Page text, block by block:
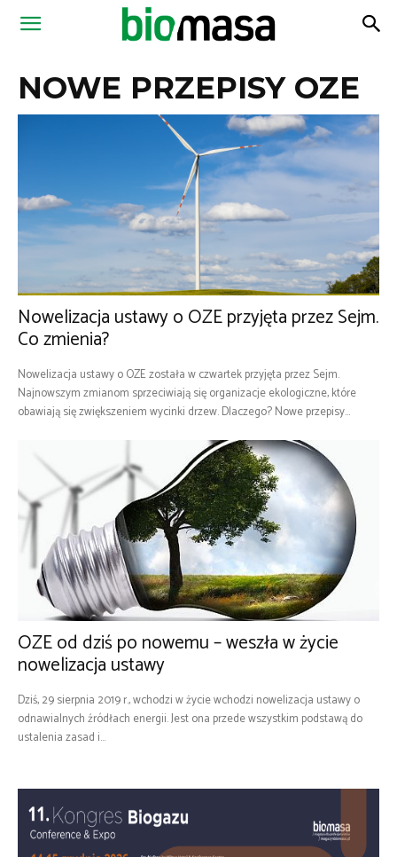
Magazyn
NOWE PRZEPISY OZE
Nowelizacja ustawy o OZE przyjęta przez Sejm.
Co zmienia?
Nowelizacja ustawy o OZE została w czwartek przyjęta przez Sejm.
Najnowszym zmianom sprzeciwiają się organizacje ekologiczne, które
obawiają się zwiększeniem wycinki drzew. Dlaczego? Nowe przepisy...
OZE od dziś po nowemu – weszła w życie
nowelizacja ustawy
Dziś, 29 sierpnia 2019 r., wchodzi w życie wchodzi nowelizacja ustawy o
odnawialnych źródłach energii. Jest ona przede wszystkim podstawą do
ustalenia zasad i...